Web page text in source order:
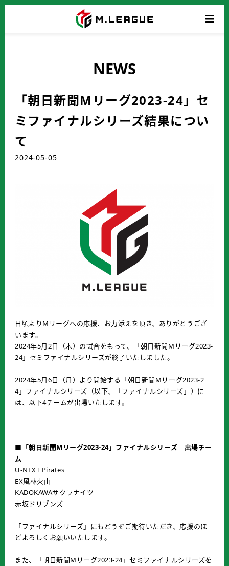
NEWS
「朝日新聞Mリーグ2023-24」セ
ミファイナルシリーズ結果につい
て
2024-05-05
日頃よりMリーグへの応援、お力添えを頂き、ありがとうござ
います。
2024年5月2日（木）の試合をもって、「朝日新聞Mリーグ2023-
24」セミファイナルシリーズが終了いたしました。
2024年5月6日（月）より開始する「朝日新聞Mリーグ2023-2
4」ファイナルシリーズ（以下、「ファイナルシリーズ」）に
は、以下4チームが出場いたします。
■「朝日新聞Mリーグ2023-24」ファイナルシリーズ 出場チー
ム
U-NEXT Pirates
EX風林火山
KADOKAWAサクラナイツ
赤坂ドリブンズ
「ファイナルシリーズ」にもどうぞご期待いただき、応援のほ
どよろしくお願いいたします。
また、「朝日新聞Mリーグ2023-24」セミファイナルシリーズを